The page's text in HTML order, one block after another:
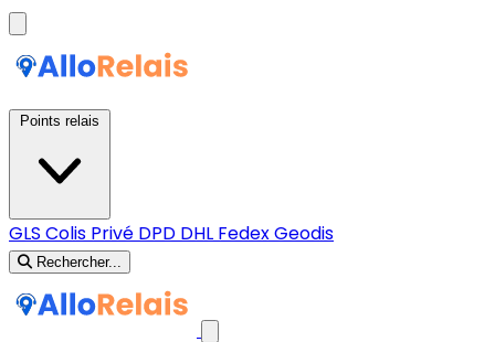
GLS Colis Privé DPD DHL FedexGeodis
Rechercher...